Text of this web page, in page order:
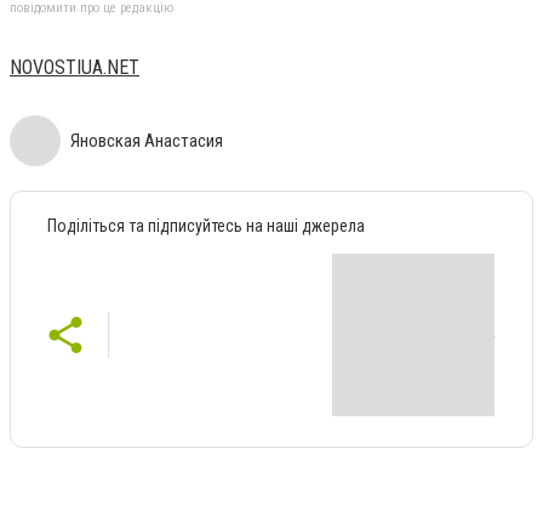
повідомити про це редакцію
NOVOSTIUA.NET
Яновская Анастасия
Поділіться та підписуйтесь на наші джерела